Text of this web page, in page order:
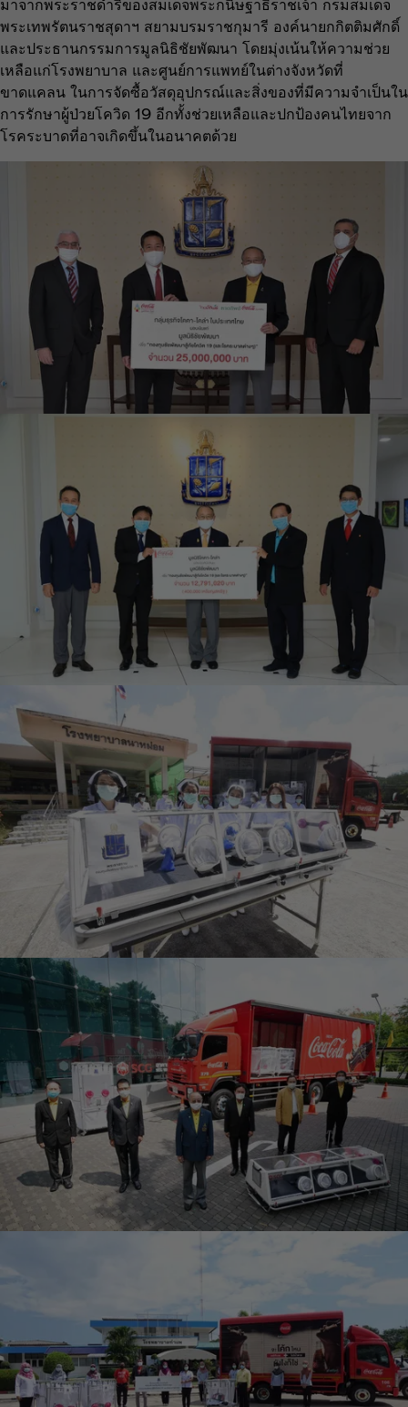
มาจากพระราชดำริของสมเด็จพระกนิษฐาธิราชเจ้า กรมสมเด็จ
พระเทพรัตนราชสุดาฯ สยามบรมราชกุมารี องค์นายกกิตติมศักดิ์
และประธานกรรมการมูลนิธิชัยพัฒนา โดยมุ่งเน้นให้ความช่วย
เหลือแก่โรงพยาบาล และศูนย์การแพทย์ในต่างจังหวัดที่
ขาดแคลน ในการจัดซื้อวัสดุอุปกรณ์และสิ่งของที่มีความจำเป็นใน
การรักษาผู้ป่วยโควิด 19 อีกทั้งช่วยเหลือและปกป้องคนไทยจาก
โรคระบาดที่อาจเกิดขึ้นในอนาคตด้วย